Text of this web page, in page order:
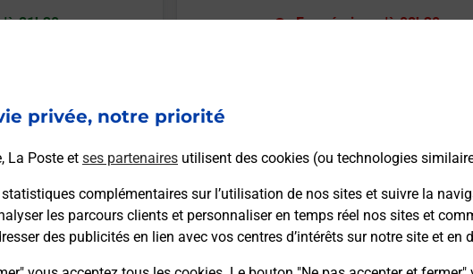
privée, notre priorité
La Poste et ses partenaires utilisent des cookies (ou technologies
complémentaires sur l’utilisation de nos sites et suivre la
les parcours clients et personnaliser en temps réel nos sites et
des publicités en lien avec vos centres d’intérêts sur notre site et en
21h30
Fermé-jusqu'à 08h30